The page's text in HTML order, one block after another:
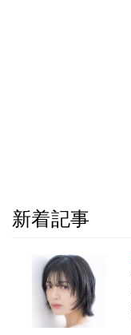
新着記事